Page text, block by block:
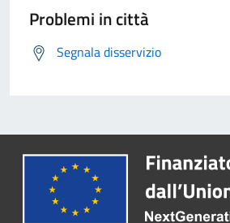
Problemi in città
Segnala disservizio